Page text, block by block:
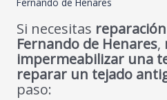
Si necesitas
Fernando de Henares,
impermeabilizar una
reparar un tejado
paso: